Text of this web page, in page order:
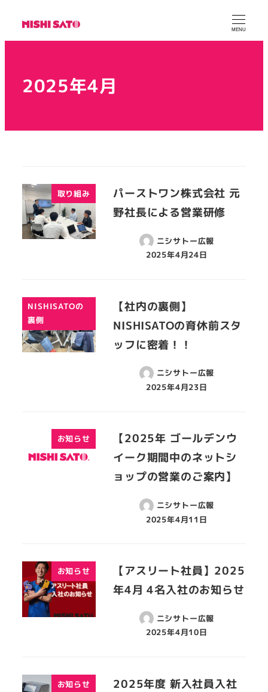
MENU
2025年4月
取り組み
パーストワン株式会社 元
野社長による営業研修
ニシサトー広報
2025年4月24日
NISHISATOの
裏側
【社内の裏側】
NISHISATOの育休前スタ
ッフに密着！！
ニシサトー広報
2025年4月23日
お知らせ
【2025年 ゴールデンウ
イーク期間中のネットシ
ョップの営業のご案内】
ニシサトー広報
2025年4月11日
お知らせ
【アスリート社員】2025
年4月 4名入社のお知らせ
ニシサトー広報
2025年4月10日
お知らせ
2025年度 新入社員入社